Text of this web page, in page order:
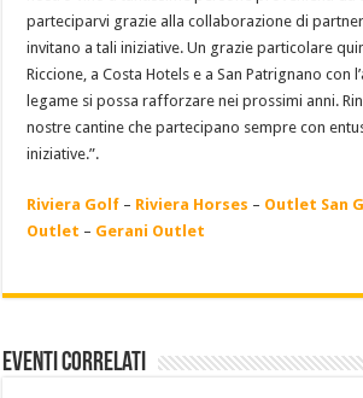
parteciparvi grazie alla collaborazione di
invitano a tali iniziative. Un grazie particolare
Riccione, a Costa Hotels e a San Patrignano con
legame si possa rafforzare nei prossimi anni.
nostre cantine che partecipano sempre con
iniziative.”.
Riviera Golf – Riviera Horses – Outlet San
Outlet – Gerani Outlet
Eventi Correlati